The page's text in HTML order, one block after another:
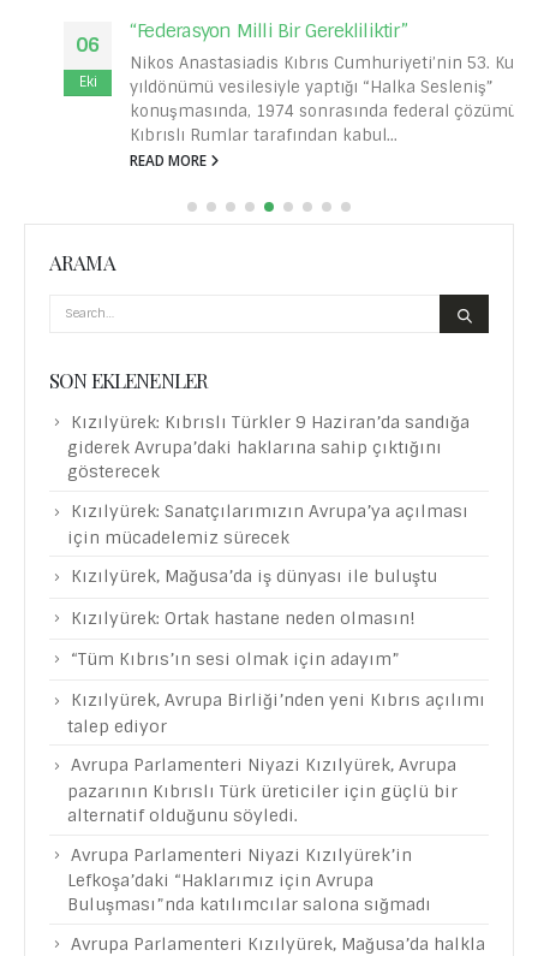
“Federasyon Milli Bir Gerekliliktir”
Nikos Anastasiadis Kıbrıs Cumhuriyeti’nin 53. Kuruluş
yıldönümü vesilesiyle yaptığı “Halka Sesleniş”
konuşmasında, 1974 sonrasında federal çözümün
Kıbrıslı Rumlar tarafından kabul...
READ MORE
ARAMA
SON EKLENENLER
Kızılyürek: Kıbrıslı Türkler 9 Haziran’da sandığa
giderek Avrupa’daki haklarına sahip çıktığını
gösterecek
Kızılyürek: Sanatçılarımızın Avrupa’ya açılması
için mücadelemiz sürecek
Kızılyürek, Mağusa’da iş dünyası ile buluştu
Kızılyürek: Ortak hastane neden olmasın!
“Tüm Kıbrıs’ın sesi olmak için adayım”
Kızılyürek, Avrupa Birliği’nden yeni Kıbrıs açılımı
talep ediyor
Avrupa Parlamenteri Niyazi Kızılyürek, Avrupa
pazarının Kıbrıslı Türk üreticiler için güçlü bir
alternatif olduğunu söyledi.
Avrupa Parlamenteri Niyazi Kızılyürek’in
Lefkoşa’daki “Haklarımız için Avrupa
Buluşması”nda katılımcılar salona sığmadı
Avrupa Parlamenteri Kızılyürek, Mağusa’da halkla